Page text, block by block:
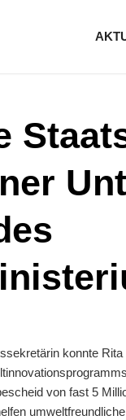
konnte
von fast 5